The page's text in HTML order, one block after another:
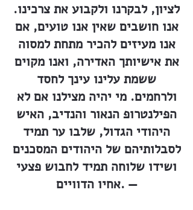
לציון, לבקרנו ולקבוע את צרכינו.
אנו חושבים שאין אנו טועים, אם
אנו מעיזים להכיר מתחת למסוה
את אישיותך האדירה, ואנו מקוים
ששמת עלינו עינך לחסד
ולרחמים. מי יהיה מצילנו אם לא
הפילנטרופ הנאור והנדיב, האיש
היהודי הגדול, שלבו ער תמיד
לסבלותיהם של היהודים המסכנים
ושידו שלוחה תמיד לחבוש פצעי
אחיו הדוויים. —